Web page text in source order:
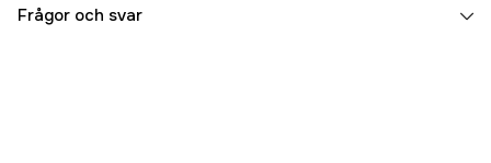
Djurtyp Hund
Frågor och svar